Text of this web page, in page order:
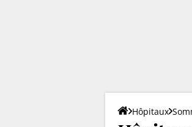
Hôpitaux